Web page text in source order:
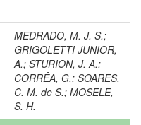
MEDRADO, M. J. S.;
GRIGOLETTI JUNIOR,
A.; STURION, J. A.;
CORRÊA, G.; SOARES,
C. M. de S.; MOSELE,
S. H.